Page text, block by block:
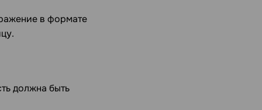
в формате
должна быть